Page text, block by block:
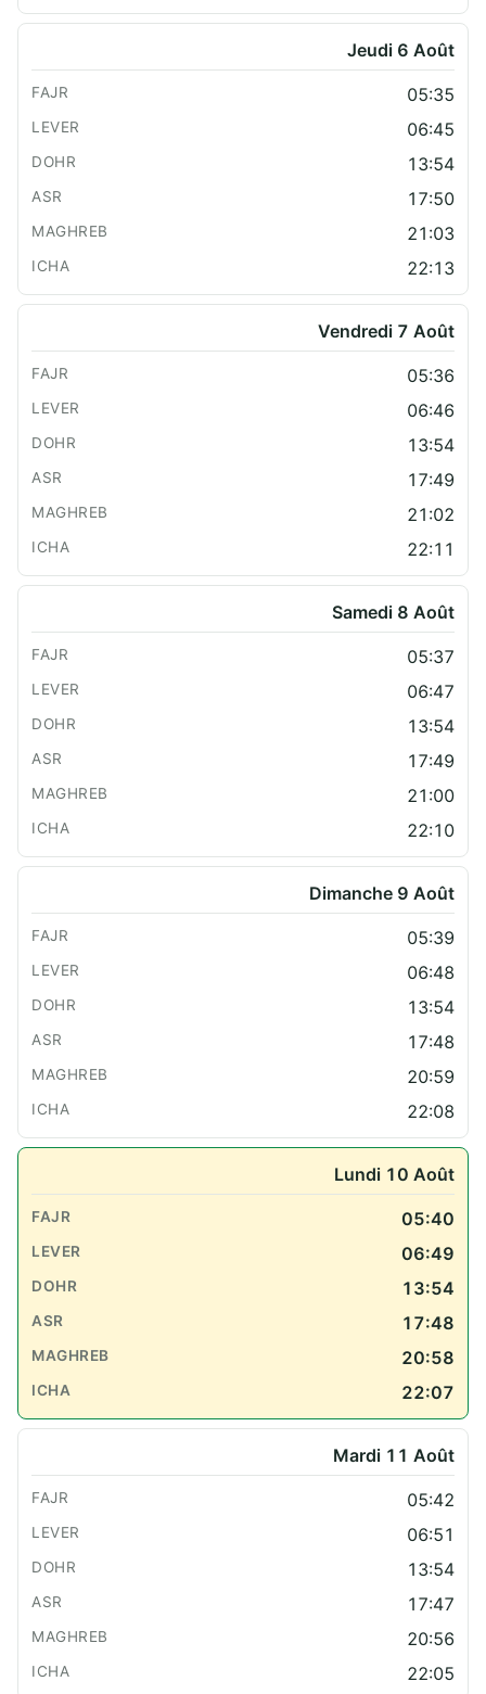
Jeudi 6 Août
05:35
06:45
13:54
17:50
21:03
22:13
Vendredi 7 Août
05:36
06:46
13:54
17:49
21:02
22:11
Samedi 8 Août
05:37
06:47
13:54
17:49
21:00
22:10
Dimanche 9 Août
05:39
06:48
13:54
17:48
20:59
22:08
Lundi 10 Août
05:40
06:49
13:54
17:48
20:58
22:07
Mardi 11 Août
05:42
06:51
13:54
17:47
20:56
22:05